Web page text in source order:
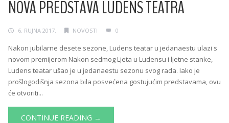
NOVA PREDSTAVA LUDENS TEATRA
6. RUJNA 2017. NOVOSTI 0
Nakon jubilarne desete sezone, Ludens teatar u jedanaestu ulazi s
novom premijerom Nakon sedmog Ljeta u Ludensu i ljetne stanke,
Ludens teatar ušao je u jedanaestu sezonu svog rada. Iako je
prošlogodišnja sezona bila posvećena gostujućim predstavama, ovu
će otvoriti...
CONTINUE READING →